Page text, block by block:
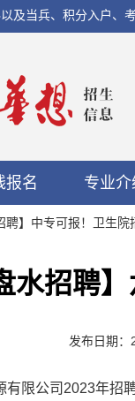
及当兵、积分入户
报名 专业介
聘】中专可报！卫生院
水招聘
发布日期
有限公司2023年招